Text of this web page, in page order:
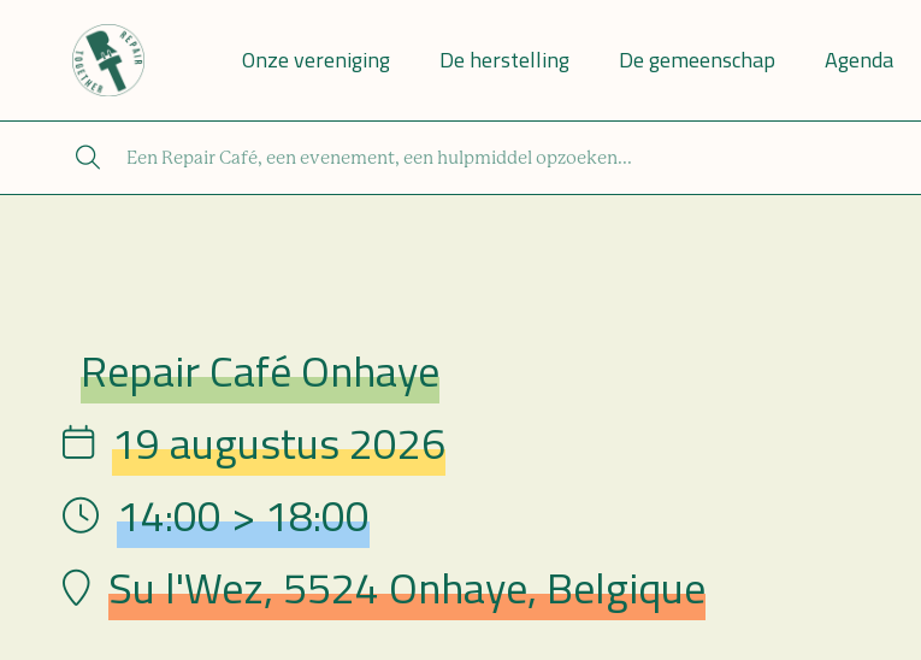
Onze vereniging De herstelling De gemeenschap Agenda
Repair Café
Repair Café Onhaye
Date 19 augustus 2026
Hour 14:00 > 18:00
PlaatsSu l'Wez, 5524 Onhaye, Belgique